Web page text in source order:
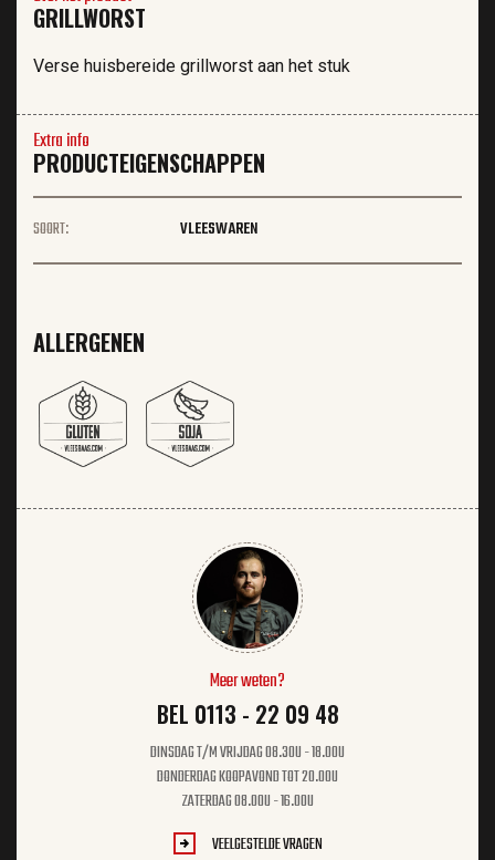
GRILLWORST
Verse huisbereide grillworst aan het stuk
Extra info
PRODUCTEIGENSCHAPPEN
SOORT: VLEESWAREN
ALLERGENEN
Meer weten?
BEL 0113 - 22 09 48
DINSDAG T/M VRIJDAG 08.30U - 18.00U
DONDERDAG KOOPAVOND TOT 20.00U
ZATERDAG 08.00U - 16.00U
VEELGESTELDE VRAGEN